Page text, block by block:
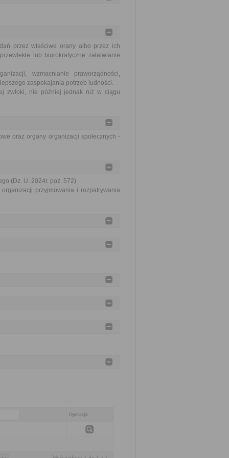
przez właściwe orany albo przez ich
lub biurokratyczne załatwianie
wzmacnianie praworządności,
zaspokajania potrzeb ludności.
zwłoki, nie później jednak niż w ciągu
oraz organy organizacji społecznych -
(Dz. U. 2024r. poz. 572)
przyjmowania i rozpatrywania
Operacja